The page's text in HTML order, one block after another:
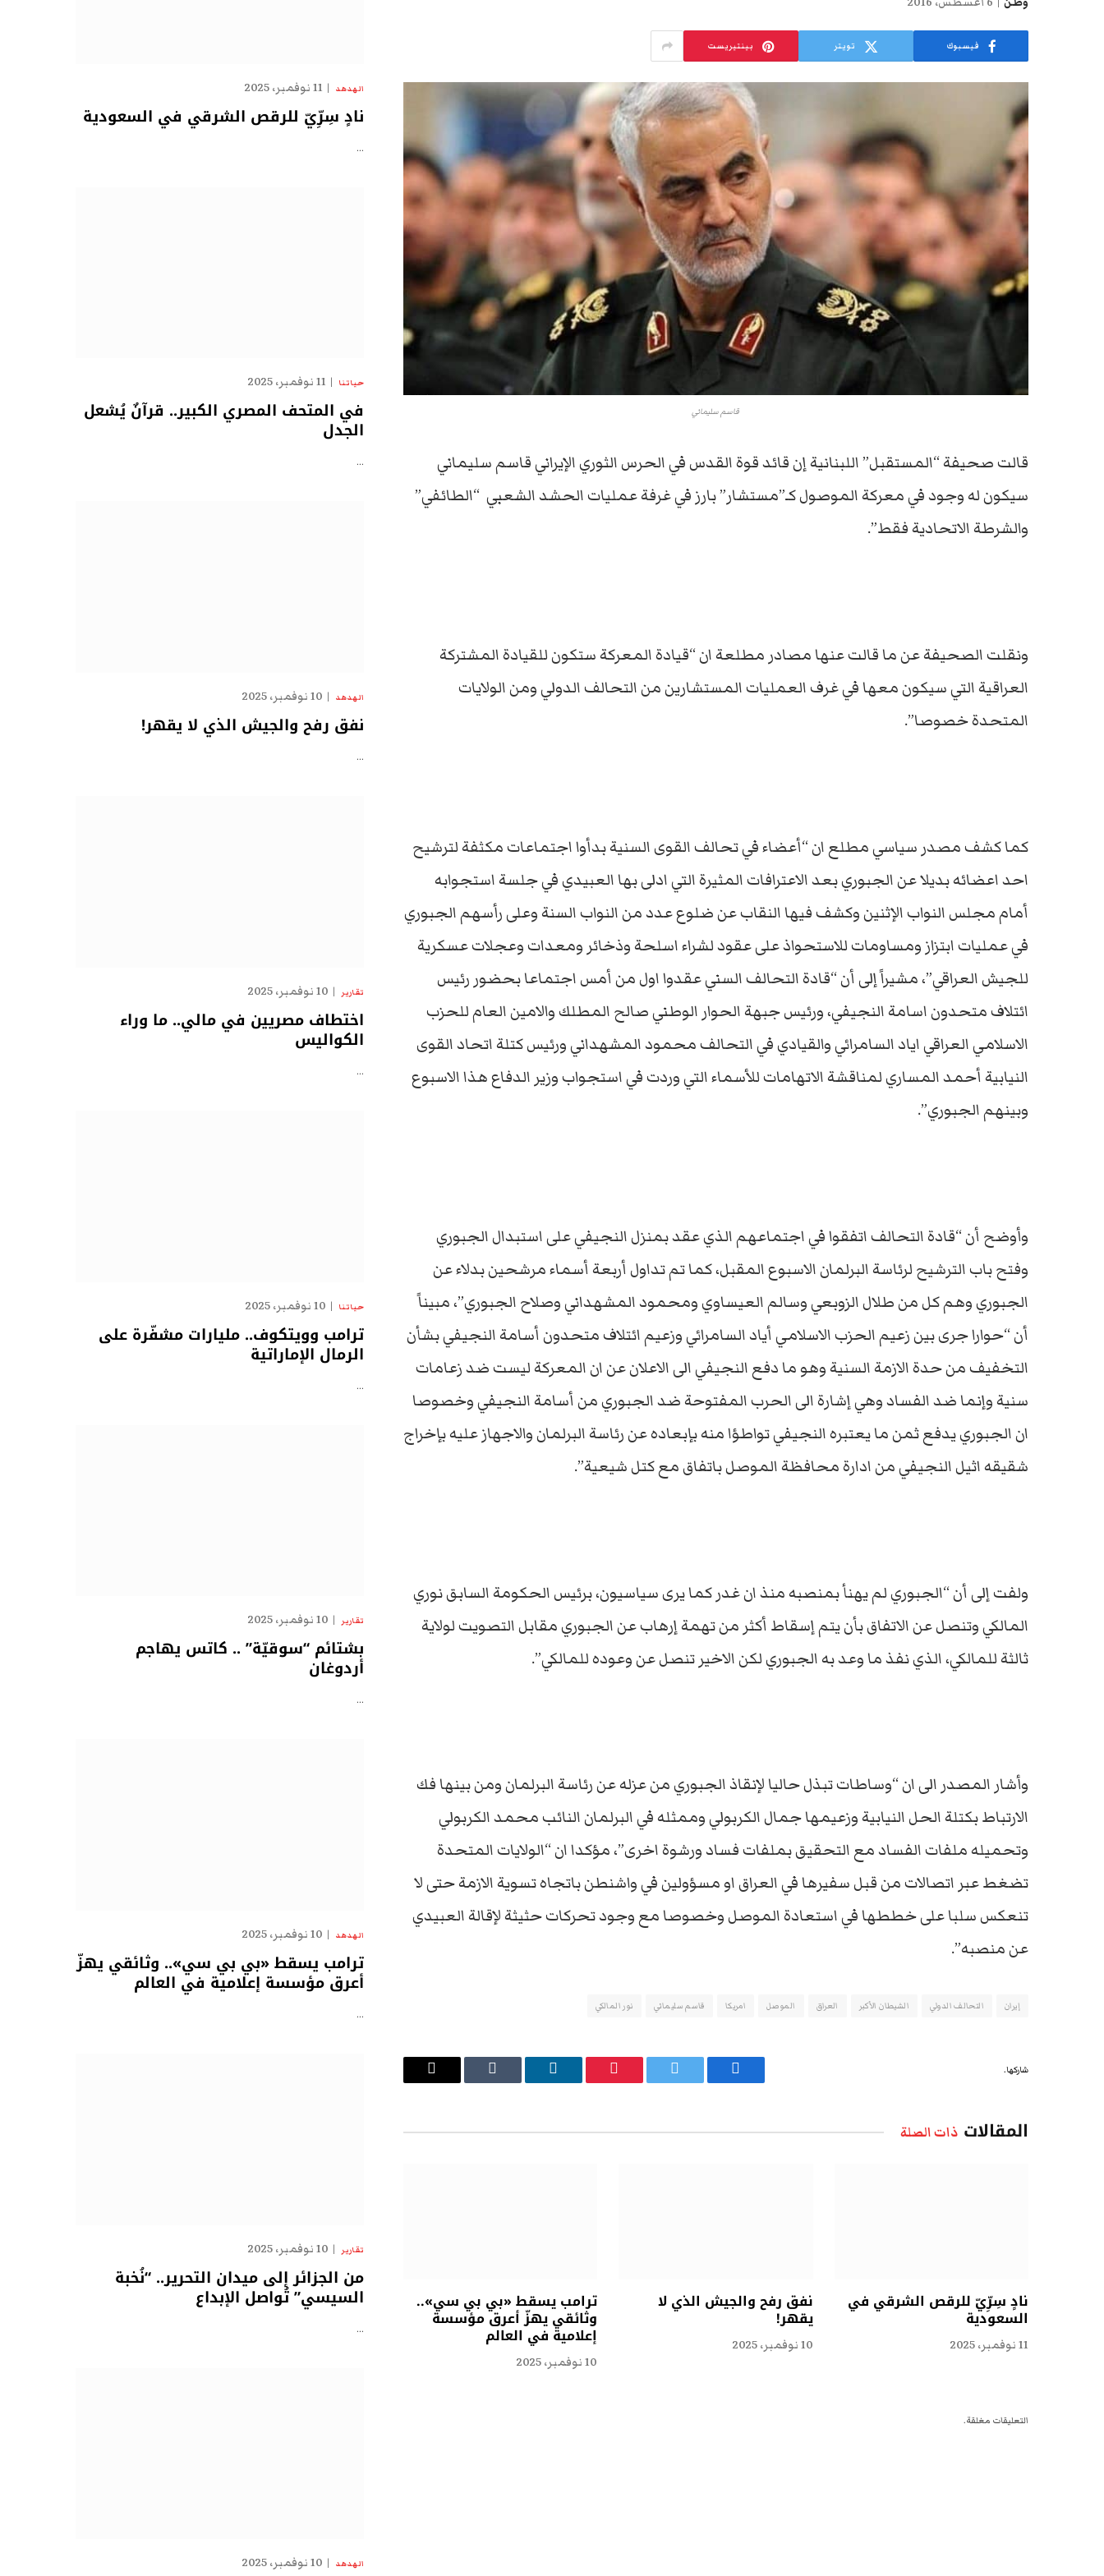
فيسبوك تويتر بينتيريست
قاسم سليماني
قالت صحيفة “المستقبل” اللبنانية إن قائد قوة القدس في الحرس الثوري الإيراني قاسم سليماني
سيكون له وجود في معركة الموصول كـ”مستشار” بارز في غرفة عمليات الحشد الشعبي “الطائفي”
والشرطة الاتحادية فقط”.
ونقلت الصحيفة عن ما قالت عنها مصادر مطلعة ان “قيادة المعركة ستكون للقيادة المشتركة
العراقية التي سيكون معها في غرف العمليات المستشارين من التحالف الدولي ومن الولايات
المتحدة خصوصا”.
كما كشف مصدر سياسي مطلع ان “أعضاء في تحالف القوى السنية بدأوا اجتماعات مكثفة لترشيح
احد اعضائه بديلا عن الجبوري بعد الاعترافات المثيرة التي ادلى بها العبيدي في جلسة استجوابه
أمام مجلس النواب الإثنين وكشف فيها النقاب عن ضلوع عدد من النواب السنة وعلى رأسهم الجبوري
في عمليات ابتزاز ومساومات للاستحواذ على عقود لشراء اسلحة وذخائر ومعدات وعجلات عسكرية
للجيش العراقي”، مشيراً إلى أن “قادة التحالف السني عقدوا اول من أمس اجتماعا بحضور رئيس
ائتلاف متحدون اسامة النجيفي، ورئيس جبهة الحوار الوطني صالح المطلك والامين العام للحزب
الاسلامي العراقي اياد السامرائي والقيادي في التحالف محمود المشهداني ورئيس كتلة اتحاد القوى
النيابية أحمد المساري لمناقشة الاتهامات للأسماء التي وردت في استجواب وزير الدفاع هذا الاسبوع
وبينهم الجبوري”.
وأوضح أن “قادة التحالف اتفقوا في اجتماعهم الذي عقد بمنزل النجيفي على استبدال الجبوري
وفتح باب الترشيح لرئاسة البرلمان الاسبوع المقبل، كما تم تداول أربعة أسماء مرشحين بدلاء عن
الجبوري وهم كل من طلال الزوبعي وسالم العيساوي ومحمود المشهداني وصلاح الجبوري”، مبيناً
أن “حوارا جرى بين زعيم الحزب الاسلامي أياد السامرائي وزعيم ائتلاف متحدون أسامة النجيفي بشأن
التخفيف من حدة الازمة السنية وهو ما دفع النجيفي الى الاعلان عن ان المعركة ليست ضد زعامات
سنية وإنما ضد الفساد وهي إشارة الى الحرب المفتوحة ضد الجبوري من أسامة النجيفي وخصوصا
ان الجبوري يدفع ثمن ما يعتبره النجيفي تواطؤا منه بإبعاده عن رئاسة البرلمان والاجهاز عليه بإخراج
شقيقه اثيل النجيفي من ادارة محافظة الموصل باتفاق مع كتل شيعية”.
ولفت إلى أن “الجبوري لم يهنأ بمنصبه منذ ان غدر كما يرى سياسيون، برئيس الحكومة السابق نوري
المالكي وتنصل عن الاتفاق بأن يتم إسقاط أكثر من تهمة إرهاب عن الجبوري مقابل التصويت لولاية
ثالثة للمالكي، الذي نفذ ما وعد به الجبوري لكن الاخير تنصل عن وعوده للمالكي”.
وأشار المصدر الى ان “وساطات تبذل حاليا لإنقاذ الجبوري من عزله عن رئاسة البرلمان ومن بينها فك
الارتباط بكتلة الحل النيابية وزعيمها جمال الكربولي وممثله في البرلمان النائب محمد الكربولي
وتحميله ملفات الفساد مع التحقيق بملفات فساد ورشوة اخرى”، مؤكدا ان “الولايات المتحدة
تضغط عبر اتصالات من قبل سفيرها في العراق او مسؤولين في واشنطن باتجاه تسوية الازمة حتى لا
تنعكس سلبا على خططها في استعادة الموصل وخصوصا مع وجود تحركات حثيثة لإقالة العبيدي
عن منصبه”.
إيران التحالف الدولي الشيطان الأكبر العراق الموصل امريكا قاسم سليماني نور المالكي
شاركها.
فيسبوك تويتر بينتيريست لينكدإن Tumblr
البريد
المقالات ذات الصلة
نادٍ سِرِّيّ للرقص الشرقي في
السعودية
11 نوفمبر، 2025
نفق رفح والجيش الذي لا
يقهر!
10 نوفمبر، 2025
ترامب يسقط «بي بي سي»..
وثائقي يهزّ أعرق مؤسسة
إعلامية في العالم
10 نوفمبر، 2025
التعليقات مغلقة.
الهدهد 11 نوفمبر، 2025
نادٍ سِرِّيّ للرقص الشرقي في السعودية
…
حياتنا 11 نوفمبر، 2025
في المتحف المصري الكبير.. قرآنٌ يُشعل
الجدل
…
الهدهد 10 نوفمبر، 2025
نفق رفح والجيش الذي لا يقهر!
…
تقارير 10 نوفمبر، 2025
اختطاف مصريين في مالي.. ما وراء
الكواليس
…
حياتنا 10 نوفمبر، 2025
ترامب وويتكوف.. مليارات مشفّرة على
الرمال الإماراتية
…
تقارير 10 نوفمبر، 2025
بشتائم “سوقيّة” .. كاتس يهاجم
أردوغان
…
الهدهد 10 نوفمبر، 2025
ترامب يسقط «بي بي سي».. وثائقي يهزّ
أعرق مؤسسة إعلامية في العالم
…
تقارير 10 نوفمبر، 2025
من الجزائر إلى ميدان التحرير.. “نُخبة
السيسي” تُواصل الإبداع
…
الهدهد 10 نوفمبر، 2025